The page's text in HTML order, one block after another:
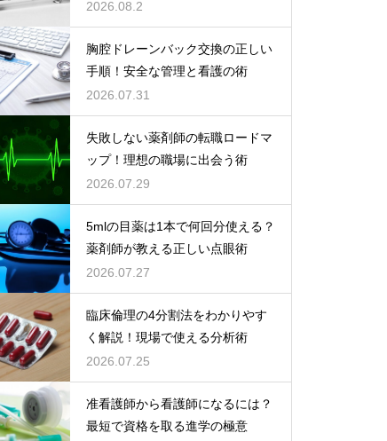
2026.08.2
胸腔ドレーンバック交換の正しい
手順！安全な管理と看護の術
2026.07.31
失敗しない薬剤師の転職ロードマ
ップ！理想の職場に出会う術
2026.07.29
5mlの目薬は1本で何回分使える？
薬剤師が教える正しい点眼術
2026.07.27
臨床倫理の4分割法をわかりやす
く解説！現場で使える分析術
2026.07.25
准看護師から看護師になるには？
最短で資格を取る進学の極意